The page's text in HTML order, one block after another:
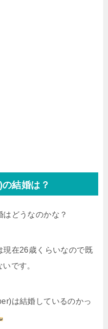
結婚は？
どうなのかな？
現在26歳くらいなので既
です。
は結婚しているのかっ